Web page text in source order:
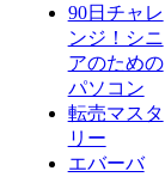
90日チャレ
ンジ！シニ
アのための
パソコン
転売マスタ
リー
エバーバ